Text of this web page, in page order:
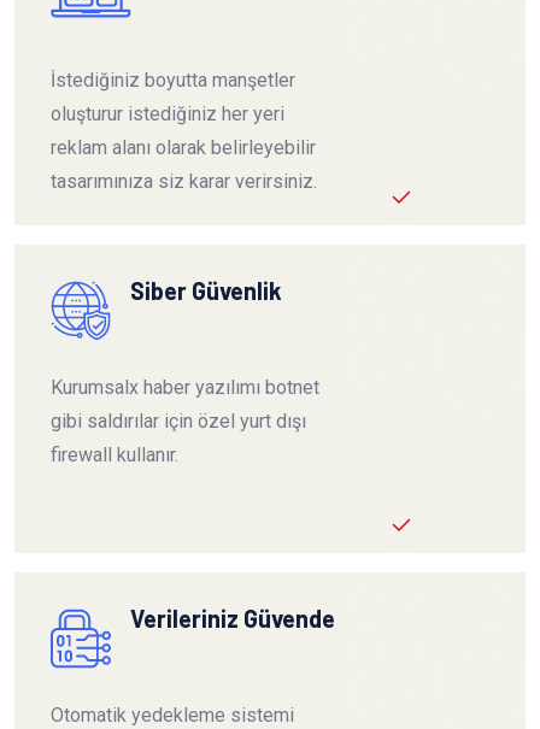
İstediğiniz boyutta manşetler
oluşturur istediğiniz her yeri
reklam alanı olarak belirleyebilir
tasarımınıza siz karar verirsiniz.
Siber Güvenlik
Kurumsalx haber yazılımı botnet
gibi saldırılar için özel yurt dışı
firewall kullanır.
Verileriniz Güvende
Otomatik yedekleme sistemi